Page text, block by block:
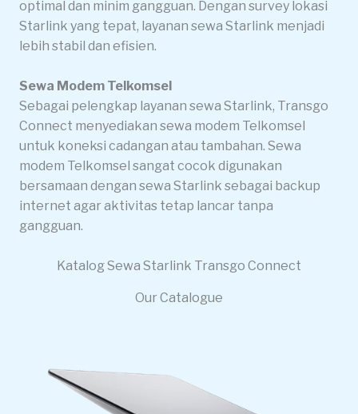
optimal dan minim gangguan. Dengan survey lokasi
Starlink yang tepat, layanan sewa Starlink menjadi
lebih stabil dan efisien.
Sewa Modem Telkomsel
Sebagai pelengkap layanan sewa Starlink, Transgo
Connect menyediakan sewa modem Telkomsel
untuk koneksi cadangan atau tambahan. Sewa
modem Telkomsel sangat cocok digunakan
bersamaan dengan sewa Starlink sebagai backup
internet agar aktivitas tetap lancar tanpa
gangguan.
Katalog Sewa Starlink Transgo Connect
Our Catalogue